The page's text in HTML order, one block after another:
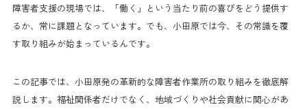
障害者支援の現場では、「働く」という当たり前の喜びをどう提供す
るか、常に課題となっています。でも、小田原では今、その常識を覆
す取り組みが始まっているんです。
この記事では、小田原発の革新的な障害者作業所の取り組みを徹底解
説します。福祉関係者だけでなく、地域づくりや社会貢献に関心があ